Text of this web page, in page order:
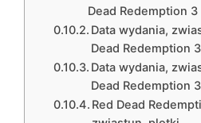
Dead Redemption 3
Data wydania,
Dead Redemption 3
Data wydania,
Dead Redemption 3
Red Dead